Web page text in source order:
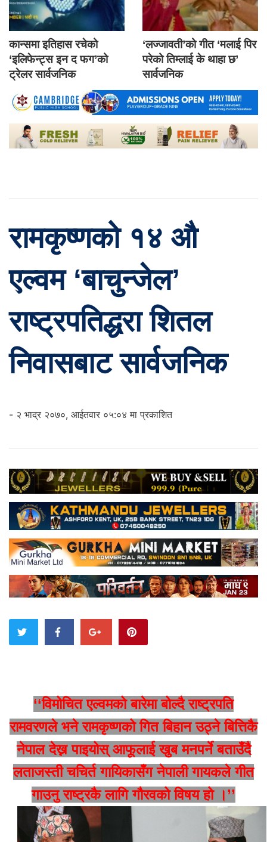
कान्समा इतिहास रचेको
‘इलिफेन्ट्स इन द फग’को
ट्रेलर सार्वजनिक
‘लज्जावती’को गीत ‘मलाई पिर
परेको तिम्लाई के थाहा छ’
सार्वजनिक
रामकृष्णको १४ औ
एल्वम ‘बाचुन्जेल’
राष्ट्रपतिद्धरा शितल
निवासबाट सार्वजनिक
- २ भाद्र २०७०, आईतवार ०५:०४ मा प्रकाशित
‘‘विमोचित एल्वमको बारेमा बोल्दै राष्ट्रपति
रामवरणले भने रामकृष्णको गित बिहान उठ्ने बित्तिकै
नेपाल देख्न पाइयोस् आफूलाई खुब मनपर्ने बताउँदै
लताजस्ती चचिर्त गायिकासँग नेपाली गायकले गीत
गाउनु राष्ट्रकै लागि गौरवको विषय हो ।’’